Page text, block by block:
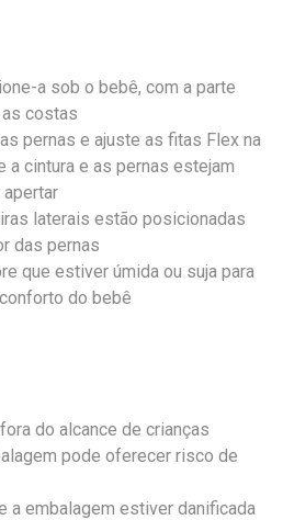
a sob o bebê, com a parte
costas
pernas e ajuste as fitas Flex na
a cintura e as pernas estejam
laterais estão posicionadas
das pernas
que estiver úmida ou suja para
do bebê
do alcance de crianças
pode oferecer risco de
a embalagem estiver danificada